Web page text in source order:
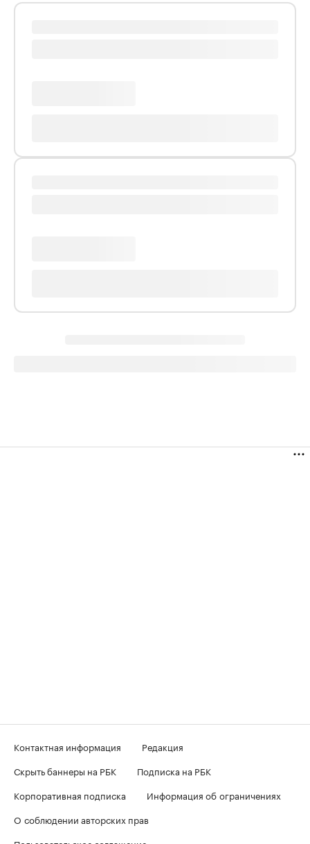
Контактная информация
Редакция
Скрыть баннеры на РБК
Подписка на РБК
Корпоративная подписка
Информация об ограничениях
О соблюдении авторских прав